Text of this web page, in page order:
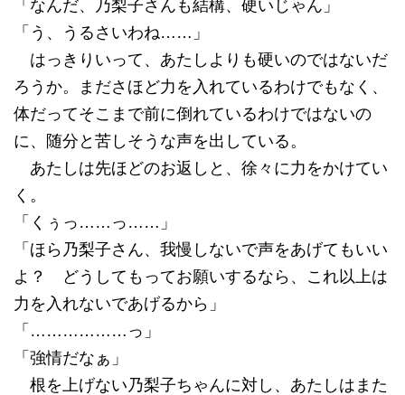
「なんだ、乃梨子さんも結構、硬いじゃん」
「う、うるさいわね……」
はっきりいって、あたしよりも硬いのではないだ
ろうか。まださほど力を入れているわけでもなく、
体だってそこまで前に倒れているわけではないの
に、随分と苦しそうな声を出している。
あたしは先ほどのお返しと、徐々に力をかけてい
く。
「くぅっ……っ……」
「ほら乃梨子さん、我慢しないで声をあげてもいい
よ？ どうしてもってお願いするなら、これ以上は
力を入れないであげるから」
「………………っ」
「強情だなぁ」
根を上げない乃梨子ちゃんに対し、あたしはまた